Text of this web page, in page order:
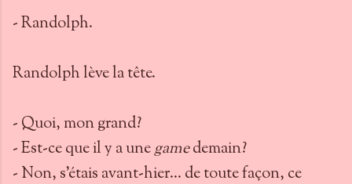
- Randolph.
Randolph lève la tête.
- Quoi, mon grand?
- Est-ce que il y a unegamedemain?
- Non, s'étais avant-hier... de toute façon, ce